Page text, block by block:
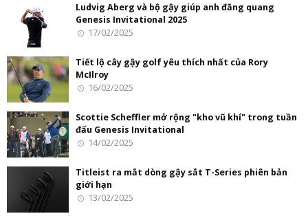
Ludvig Aberg và bộ gậy giúp anh đăng quang
Genesis Invitational 2025
17/02/2025
Tiết lộ cây gậy golf yêu thích nhất của Rory
McIlroy
16/02/2025
Scottie Scheffler mở rộng "kho vũ khí" trong tuần
đấu Genesis Invitational
14/02/2025
Titleist ra mắt dòng gậy sắt T-Series phiên bản
giới hạn
13/02/2025